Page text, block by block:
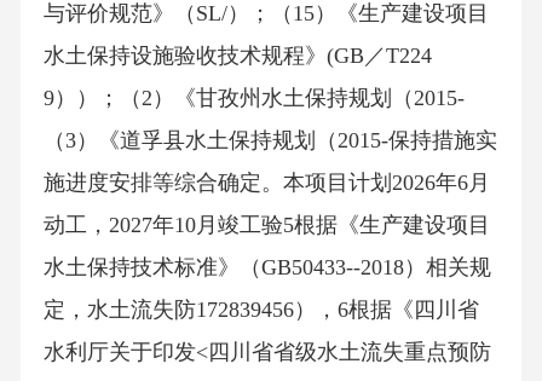
与评价规范》（SL/）；（15）《生产建设项目
水土保持设施验收技术规程》(GB／T224
9））；（2）《甘孜州水土保持规划（2015-
（3）《道孚县水土保持规划（2015-保持措施实
施进度安排等综合确定。本项目计划2026年6月
动工，2027年10月竣工验5根据《生产建设项目
水土保持技术标准》（GB50433--2018）相关规
定，水土流失防172839456），6根据《四川省
水利厅关于印发<四川省省级水土流失重点预防